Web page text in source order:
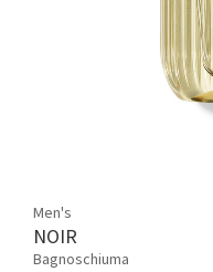
Men's
NOIR
Bagnoschiuma